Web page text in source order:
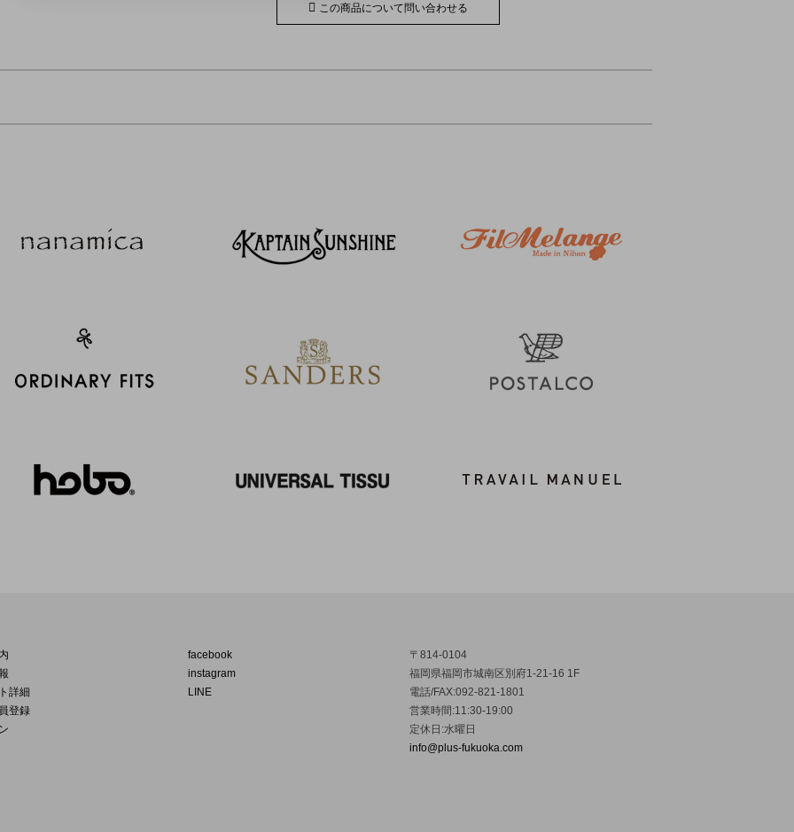
この商品について問い合わせる
詳細
登録
facebook
instagram
LINE
〒814-0104
福岡県福岡市城南区別府1-21-16 1F
電話/FAX:092-821-1801
営業時間:11:30-19:00
定休日:水曜日
info@plus-fukuoka.com